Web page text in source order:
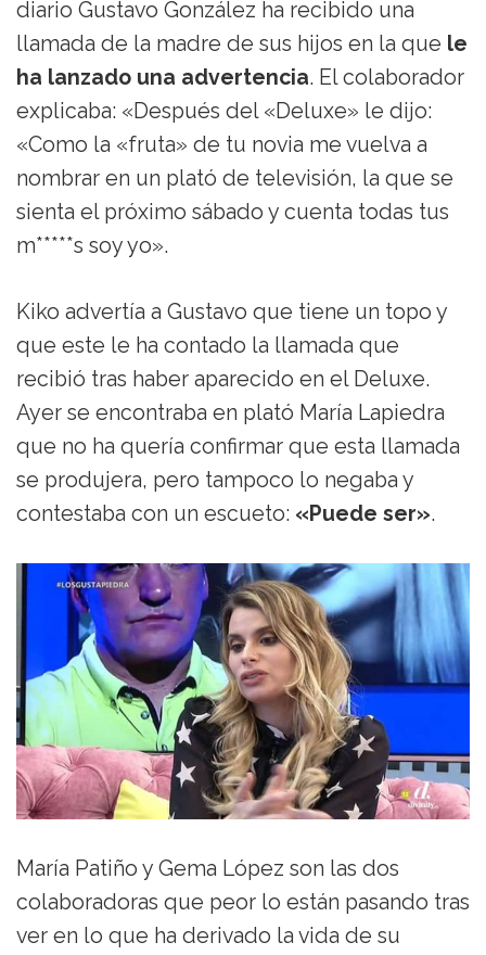
diario Gustavo González ha recibido una
llamada de la madre de sus hijos en la que le
ha lanzado una advertencia. El colaborador
explicaba: «Después del «Deluxe» le dijo:
«Como la «fruta» de tu novia me vuelva a
nombrar en un plató de televisión, la que se
sienta el próximo sábado y cuenta todas tus
m*****s soy yo».
Kiko advertía a Gustavo que tiene un topo y
que este le ha contado la llamada que
recibió tras haber aparecido en el Deluxe.
Ayer se encontraba en plató María Lapiedra
que no ha quería confirmar que esta llamada
se produjera, pero tampoco lo negaba y
contestaba con un escueto: «Puede ser».
María Patiño y Gema López son las dos
colaboradoras que peor lo están pasando tras
ver en lo que ha derivado la vida de su